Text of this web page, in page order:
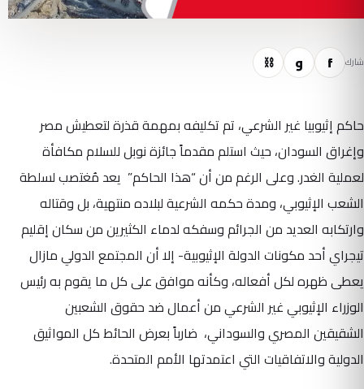
شارك f و ⛓
حاكم إثيوبيا غير الشرعي، تم تكليفه بمهمة قذرة لتعطيش مصر
وإغراق السودان، حيث استلم مقدماً جائزة نوبل للسلام مكافأة
لعملية الغدر. وعلى الرغم من أن “هذا الحاكم” يعد مُغتصب لسلطة
الشعب الإثيوبي، ومدة حكمه الشرعية لبلاده منتهية، بل وقتاله
وارتكابه العديد من الجرائم وسفكه لدماء الكثيرين من سكان إقليم
تيجراي أحد مكونات الدولة الإثيوبية- إلا أن المجتمع الدولي مازال
يعطى ظهره لكل أفعاله، وكأنه موافق على كل ما يقوم به رئيس
الوزراء الإثيوبي غير الشرعي من أعمال ضد حقوق الشعبين
الشقيقين المصري والسوداني، ضارباً بعرض الحائط كل المواثيق
الدولية والاتفاقيات التي اعتمدتها الأمم المتحدة.